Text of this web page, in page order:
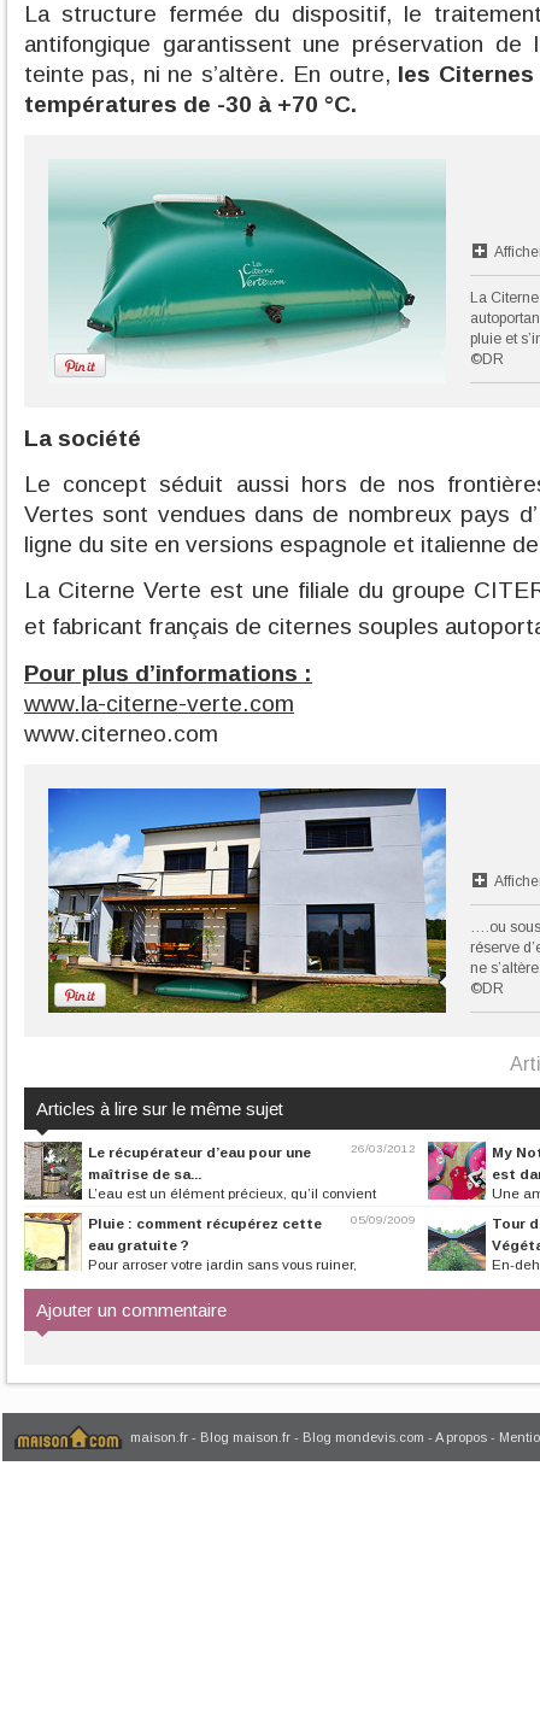
La structure fermée du dispositif, le
antifongique garantissent une préservation de
teinte pas, ni ne s’altère. En outre, les
températures de -30 à +70 °C.
La
pluie et
©DR
La société
Le concept séduit aussi hors de nos
Vertes sont vendues dans de nombreux pays
ligne du site en versions espagnole et italienne
La Citerne Verte est une filiale du groupe
et fabricant français de citernes souples
Pour plus d’informations :
www.la-citerne-verte.com
www.citerneo.com
….ou
réserve
ne
©DR
Articles à lire sur le même sujet
26/03/2012
Le récupérateur d’eau pour une
maîtrise de sa...
L’eau est un élément précieux, qu’il convient
d’utiliser avec précaution. Grâce...
My
est
Une
05/09/2009
Pluie : comment récupérez cette
eau gratuite ?
Pour arroser votre jardin sans vous ruiner,
Tour
En-
Ajouter un commentaire
maison.fr - Blog maison.fr - Blog mondevis.com - A propos -